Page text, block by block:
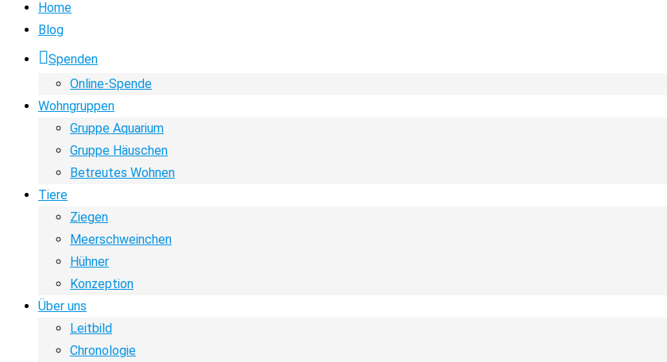
Home
Blog
Spenden
Online-Spende
Wohngruppen
Gruppe Aquarium
Gruppe Häuschen
Betreutes Wohnen
Tiere
Ziegen
Meerschweinchen
Hühner
Konzeption
Über uns
Leitbild
Chronologie